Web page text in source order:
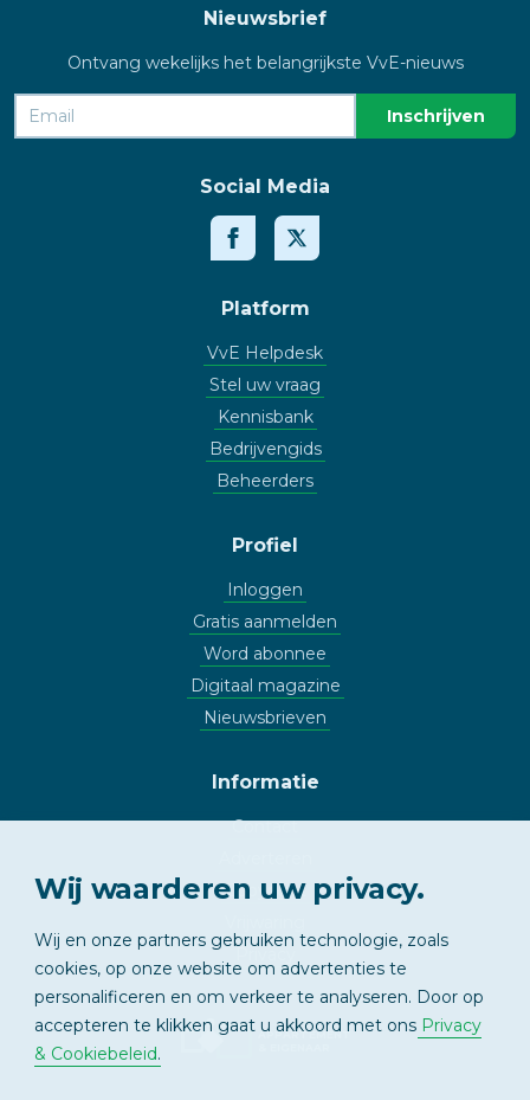
Nieuwsbrief
Ontvang wekelijks het belangrijkste VvE-nieuws
Social Media
Platform
VvE Helpdesk
Stel uw vraag
Kennisbank
Bedrijvengids
Beheerders
Profiel
Inloggen
Gratis aanmelden
Word abonnee
Digitaal magazine
Nieuwsbrieven
Informatie
Contact
Copyright
APPARTEMENT
Wij waarderen uw privacy.
Wij en onze partners gebruiken technologie, zoals
cookies, op onze website om advertenties te
personalificeren en om verkeer te analyseren. Door op
accepteren te klikken gaat u akkoord met ons Privacy
& Cookiebeleid.